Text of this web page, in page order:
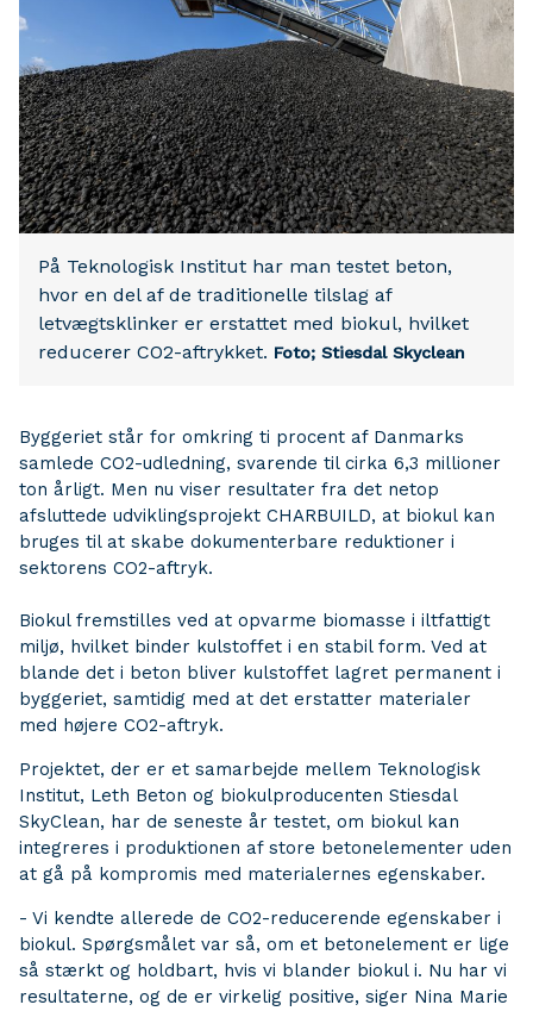
På Teknologisk Institut har man testet beton,
hvor en del af de traditionelle tilslag af
letvægtsklinker er erstattet med biokul, hvilket
reducerer CO2-aftrykket. Foto; Stiesdal Skyclean
Byggeriet står for omkring ti procent af Danmarks
samlede CO2-udledning, svarende til cirka 6,3 millioner
ton årligt. Men nu viser resultater fra det netop
afsluttede udviklingsprojekt CHARBUILD, at biokul kan
bruges til at skabe dokumenterbare reduktioner i
sektorens CO2-aftryk.
Biokul fremstilles ved at opvarme biomasse i iltfattigt
miljø, hvilket binder kulstoffet i en stabil form. Ved at
blande det i beton bliver kulstoffet lagret permanent i
byggeriet, samtidig med at det erstatter materialer
med højere CO2-aftryk.
Projektet, der er et samarbejde mellem Teknologisk
Institut, Leth Beton og biokulproducenten Stiesdal
SkyClean, har de seneste år testet, om biokul kan
integreres i produktionen af store betonelementer uden
at gå på kompromis med materialernes egenskaber.
- Vi kendte allerede de CO2-reducerende egenskaber i
biokul. Spørgsmålet var så, om et betonelement er lige
så stærkt og holdbart, hvis vi blander biokul i. Nu har vi
resultaterne, og de er virkelig positive, siger Nina Marie